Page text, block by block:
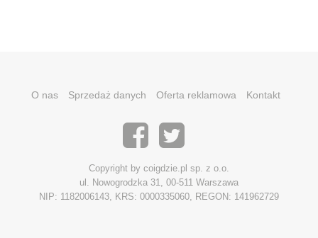
O nas Sprzedaż danych Oferta reklamowa Kontakt
Copyright by coigdzie.pl sp. z o.o.
ul. Nowogrodzka 31, 00-511 Warszawa
NIP: 1182006143, KRS: 0000335060, REGON: 141962729